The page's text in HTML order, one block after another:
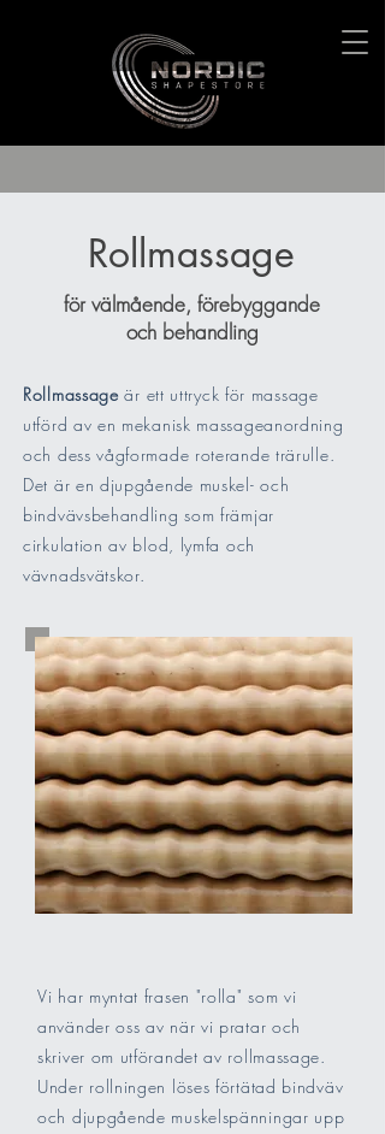
Rollmassage
för välmående, förebyggande
och behandling
Rollmassage är ett uttryck för massage
utförd av en mekanisk massageanordning
och dess vågformade roterande trärulle.
Det är en djupgående muskel- och
bindvävsbehandling som främjar
cirkulation av blod, lymfa och
vävnadsvätskor.
Vi har myntat frasen "rolla" som vi
använder oss av när vi pratar och
skriver om utförandet av rollmassage.
Under rollningen löses förtätad bindväv
och djupgående muskelspänningar upp